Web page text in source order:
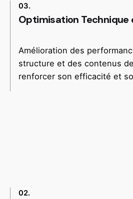
03.
Optimisation Technique
Amélioration des
structure et des contenus
renforcer son efficacité et
02.